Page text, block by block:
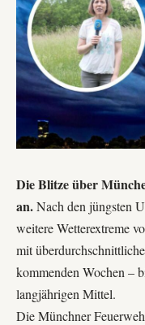
Die Blitze über
an.Nach den jüngsten
weitere Wetterextreme
mit
kommenden Wochen –
langjährigen Mittel.
Die Münchner